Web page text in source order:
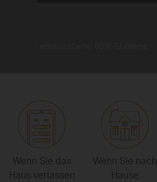
Wenn Sie das
Haus verlassen
Wenn Sie nach
Hause